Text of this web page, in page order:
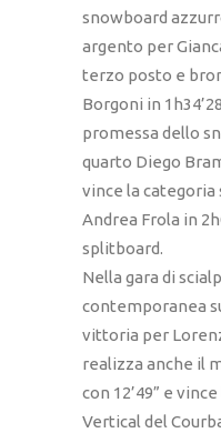
snowboard
argento per
terzo posto e
Borgoni in
promessa dello
quarto Diego
vince la
Andrea Frola in
splitboard.
Nella gara di
contemporanea
vittoria per
realizza anche il
con 12’49” e
Vertical del